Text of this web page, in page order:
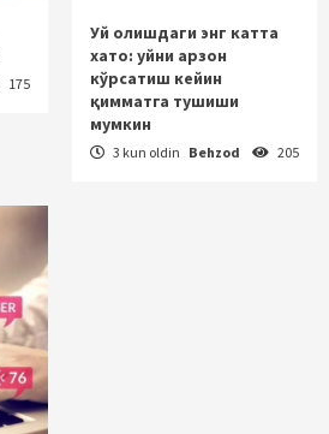
175
Уй олишдаги энг катта
хато: уйни арзон
кўрсатиш кейин
қимматга тушиши
мумкин
3 kun oldin Behzod 205